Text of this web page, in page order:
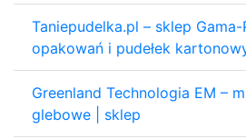
Taniepudelka.pl – sklep
opakowań i pudełek
Greenland Technologia EM –
glebowe | sklep